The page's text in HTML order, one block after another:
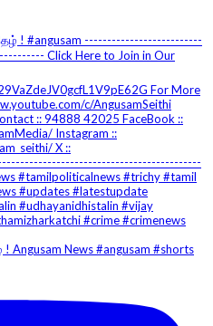
News #angusam #shorts